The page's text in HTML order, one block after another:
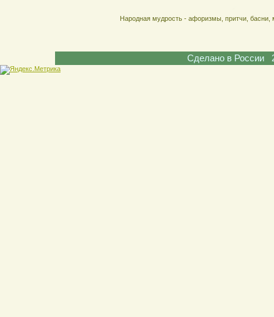
Народная мудрость - афоризмы, притчи,
Сделано в России